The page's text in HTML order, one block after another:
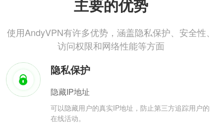
主要的优势
使用AndyVPN有许多优势，涵盖隐私保护、安全性、
访问权限和网络性能等方面
隐私保护
隐藏IP地址
可以隐藏用户的真实IP地址，防止第三方追踪用户的
在线活动。